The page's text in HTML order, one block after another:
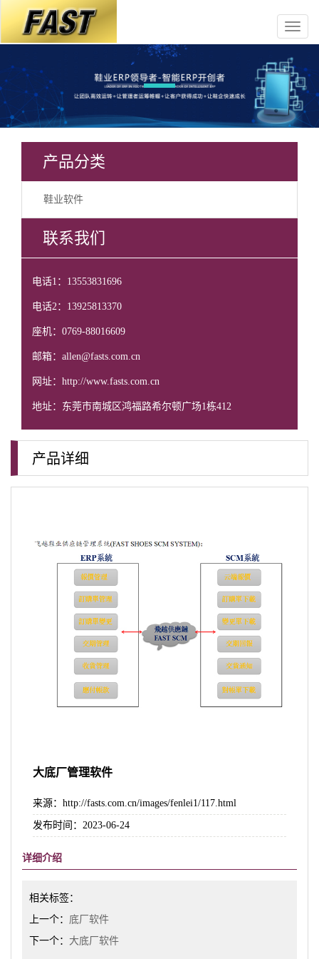
产品分类
鞋业软件
联系我们
电话1：13553831696
电话2：13925813370
座机：0769-88016609
邮箱：allen@fasts.com.cn
网址：http://www.fasts.com.cn
地址：东莞市南城区鸿福路希尔顿广场1栋412
产品详细
大底厂管理软件
来源：http://fasts.com.cn/images/fenlei1/117.html
发布时间：2023-06-24
详细介绍
相关标签：
上一个： 底厂软件
下一个： 大底厂软件